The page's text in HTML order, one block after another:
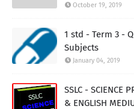
October 19, 2019
1 std - Term 3 -
Subjects
January 04, 2019
SSLC - SCIENCE
& ENGLISH